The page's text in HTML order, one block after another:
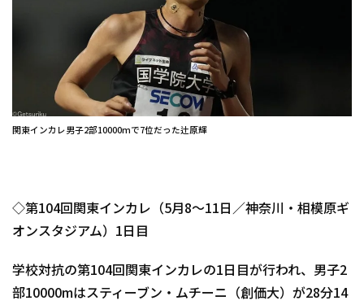
関東インカレ男子2部10000mで7位だった辻原輝
◇第104回関東インカレ（5月8～11日／神奈川・相模原ギ
オンスタジアム）1日目
学校対抗の第104回関東インカレの1日目が行われ、男子2
部10000mはスティーブン・ムチーニ（創価大）が28分14